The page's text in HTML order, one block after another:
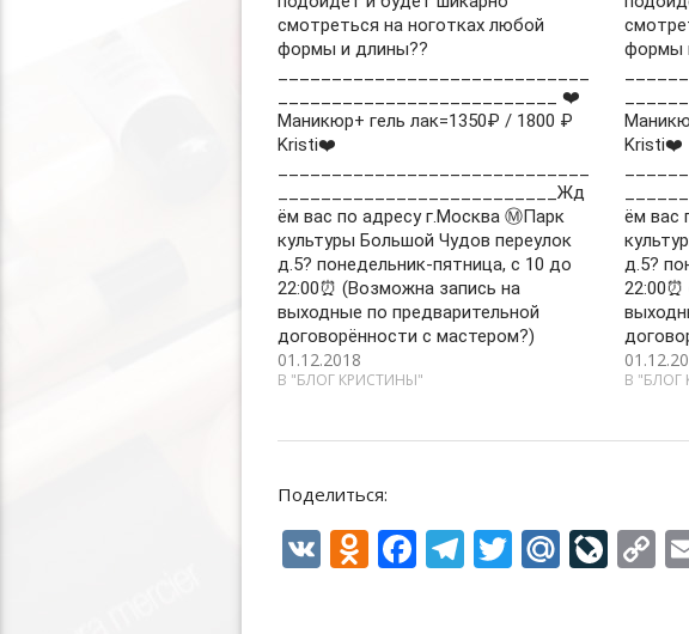
смотреться на ноготках любой
формы и длины??
__________________________ ❤️
Маникюр+ гель лак=1350₽ / 1800 ₽
Kristi❤️
__________________________Жд
ём вас по адресу г.Москва Ⓜ️Парк
культуры Большой Чудов переулок
д.5? понедельник-пятница, с 10 до
22:00⏰ (Возможна запись на
выходные по предварительной
договорённости с мастером?)
01.12.2018
В "БЛОГ КРИСТИНЫ"
формы
Kristi❤️
ём вас
д.5?
В "БЛОГ
Поделиться:
V O F T T M Li C